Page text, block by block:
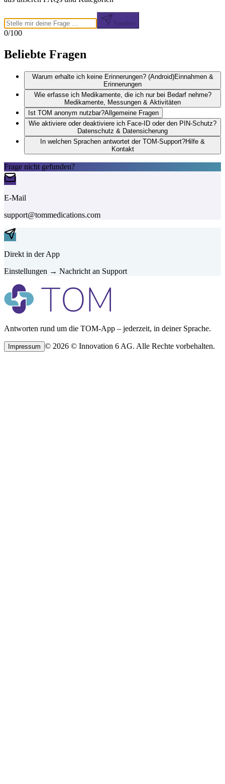
Senden
0/100
Beliebte Fragen
Warum erhalte ich keine Erinnerungen? (Android)Einnahmen &
Erinnerungen
Wie erfasse ich Medikamente, die ich nur bei Bedarf nehme?
Medikamente, Messungen & Aktivitäten
Ist TOM anonym nutzbar?Allgemeine Fragen
Wie aktiviere oder deaktiviere ich Face-ID oder den PIN-Schutz?
Datenschutz & Datensicherung
In welchen Sprachen antwortet der TOM-Support?Hilfe &
Kontakt
Frage nicht gefunden?
E-Mail
support@tommedications.com
Direkt in der App
Einstellungen → Nachricht an Support
Antworten rund um die TOM-App – jederzeit, in deiner Sprache.
Impressum © 2026 © Innovation 6 AG. Alle Rechte vorbehalten.